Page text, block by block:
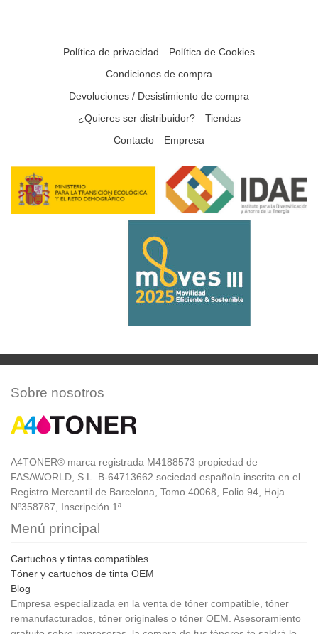
Política de privacidad
Política de Cookies
Condiciones de compra
Devoluciones / Desistimiento de compra
¿Quieres ser distribuidor?
Tiendas
Contacto
Empresa
Sobre nosotros
A4TONER® marca registrada M4188573 propiedad de
FASAWORLD, S.L. B-64713662 sociedad española inscrita en el
Registro Mercantil de Barcelona, Tomo 40068, Folio 94, Hoja
Nº358787, Inscripción 1ª
Menú principal
Cartuchos y tintas compatibles
Tóner y cartuchos de tinta OEM
Blog
Empresa especializada en la venta de tóner compatible, tóner
remanufacturados, tóner originales o tóner OEM. Asesoramiento